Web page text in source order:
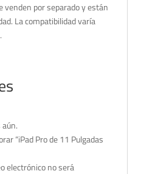
venden por separado y están
La compatibilidad varía
“iPad Pro de 11 Pulgadas
electrónico no será